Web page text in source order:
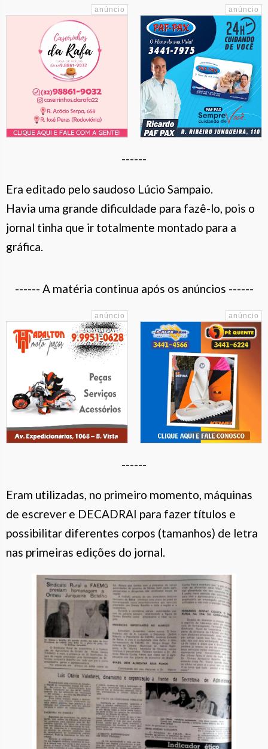
------
Era editado pelo saudoso Lúcio Sampaio.
Havia uma grande dificuldade para fazê-lo, pois o
jornal tinha que ir totalmente montado para a
gráfica.
------ A matéria continua após os anúncios ------
------
Eram utilizadas, no primeiro momento, máquinas
de escrever e DECADRAI para fazer títulos e
possibilitar diferentes corpos (tamanhos) de letra
nas primeiras edições do jornal.